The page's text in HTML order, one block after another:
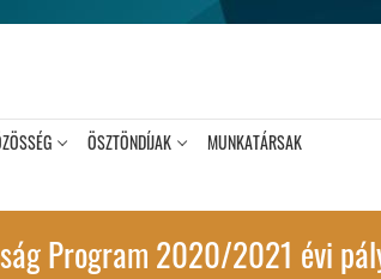
ÖSZTÖNDÍJAK
MUNKATÁRSAK
Program 2020/2021 évi